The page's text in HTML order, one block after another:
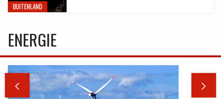
BUITENLAND
ENERGIE
 